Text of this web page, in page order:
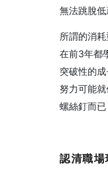
無法跳脫
所謂的消
在前3年都
突破性的
努力可能
螺絲釘而已
認清職場